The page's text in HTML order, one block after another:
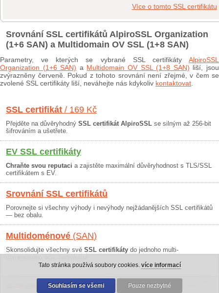
Více o tomto SSL certifikátu
Srovnání SSL certifikátů AlpiroSSL Organization
(1+6 SAN) a Multidomain OV SSL (1+8 SAN)
Parametry, ve kterých se vybrané SSL certifikáty AlpiroSSL
Organization (1+6 SAN) a Multidomain OV SSL (1+8 SAN) liší, jsou
zvýrazněny červeně. Pokud z tohoto srovnání není zřejmé, v čem se
zvolené SSL certifikáty liší, neváhejte nás kdykoliv kontaktovat
SSL certifikát / 169 Kč
Přejděte na důvěryhodný SSL certifikát AlpiroSSL se silným až 256-bit
šifrováním a ušetřete.
EV SSL certifikáty
Chraňte svou reputaci a zajistěte maximální důvěryhodnost s TLS/SSL
certifikátem s EV.
Srovnání SSL certifikátů
Porovnejte si všechny výhody i nevýhody nejžádanějších SSL certifikátů
— bez obalu.
Multidoménové (SAN)
Skonsolidujte všechny své SSL certifikáty do jednoho multi-
Obchodní podmínky|30 dní záruka
Tato stránka používá soubory cookies. více informací
Souhlasím se všemi Pouze nezbytné